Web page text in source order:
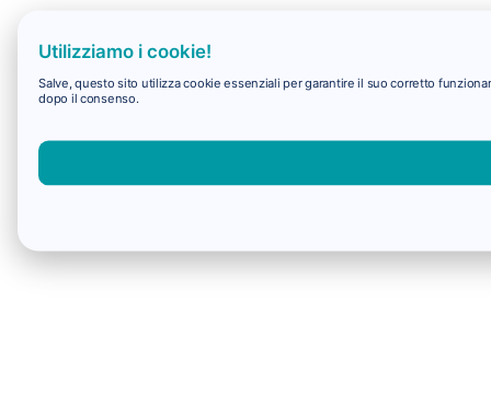
Utilizziamo i cookie!
Salve, questo sito utilizza cookie essenziali per garantire il suo corretto
dopo il consenso.